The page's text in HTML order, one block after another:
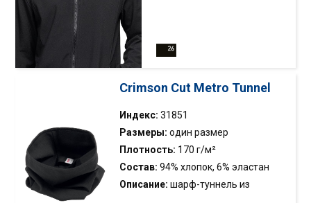
спинка; регулируемый низ
регулируемые манжеты на
липучках; литые молнии;
водонепроницаемость: 8000
мм водяного столба;
воздухопроницаемость:
Crimson Cut Metro Tunnel
Индекс: 31851
Размеры: один размер
Плотность: 170 г/м²
Состав: 94% хлопок, 6% эластан
Описание: шарф-туннель из